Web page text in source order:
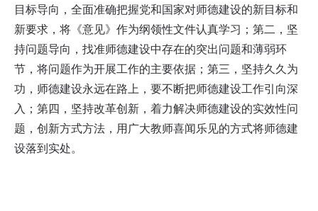
目标导向，全面准确把握党和国家对师德建设的新目标和
新要求，将《意见》作为纲领性文件认真学习；第二，坚
持问题导向，找准师德建设中存在的突出问题和薄弱环
节，将问题作为开展工作的主要依据；第三，坚持久久为
功，师德建设永远在路上，要不断把师德建设工作引向深
入；第四，坚持改革创新，着力解决师德建设的实效性问
题，创新方式方法，用广大教师喜闻乐见的方式将师德建
设落到实处。